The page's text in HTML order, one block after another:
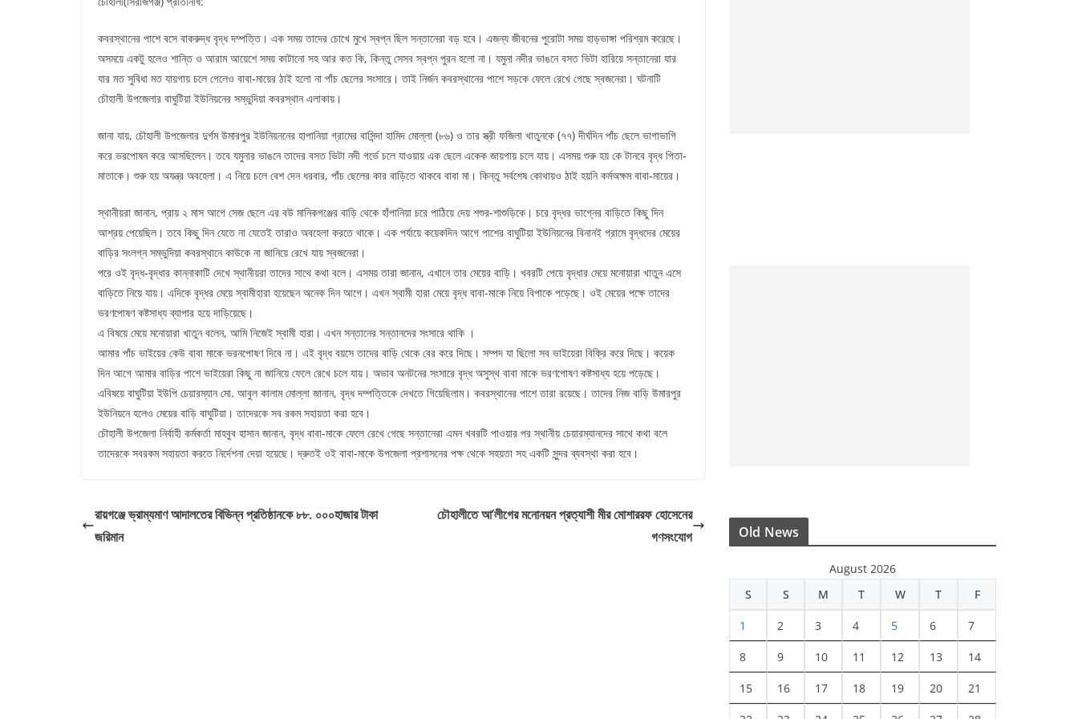
কবরস্থানের পাশে বসে বাকরুদ্ধ বৃদ্ধ দম্পত্তি। এক সময় তাদের চোখে মুখে স্বপ্ন ছিল সন্তানেরা বড় হবে। এজন্য জীবনের পুরোটা সময় হাড়ভাঙ্গা পরিশ্রম করেছে।
অসময়ে একটু হলেও শান্তি ও আরাম আয়েশে সময় কাটানো সহ আর কত কি, কিন্তু সেসব স্বপ্ন পুরন হলো না। যমুনা নদীর ভাঙনে বসত ভিটা হারিয়ে সন্তানেরা যার
যার মত সুবিধা মত যায়গায় চলে গেলেও বাবা-মায়ের ঠাই হলো না পাঁচ ছেলের সংসারে। তাই নির্জন কবরস্থানের পাশে সড়কে ফেলে রেখে গেছে স্বজনেরা। ঘটনাটি
চৌহালী উপজেলার বাঘুটিয়া ইউনিয়নের সম্ভুদিয়া কবরস্থান এলাকায়।
জানা যায়, চৌহালী উপজেলার দুর্গম উমারপুর ইউনিয়ননের হাপানিয়া গ্রামের বাসিন্দা হামিদ মোল্লা (৮৬) ও তার স্ত্রী ফজিলা খাতুনকে (৭৭) দীর্ঘদিন পাঁচ ছেলে ভাগাভাগি
করে ভরপোষন করে আসছিলেন। তবে যমুনার ভাঙনে তাদের বসত ভিটা নদী গর্ভে চলে যাওয়ায় এক ছেলে একেক জায়গায় চলে যায়। এসময় শুরু হয় কে টানবে বৃদ্ধ পিতা-
মাতাকে। শুরু হয় অযন্ত্র অবহেলা। এ নিয়ে চলে বেশ দেন ধরবার, পাঁচ ছেলের কার বাড়িতে থাকবে বাবা মা। কিন্তু সর্বশেষ কোথায়ও ঠাই হয়নি কর্মঅক্ষম বাবা-মায়ের।
স্থানীয়রা জানান, প্রায় ২ মাস আগে সেজ ছেলে এর বউ মানিকগঞ্জের বাড়ি থেকে হাঁপানিয়া চরে পাঠিয়ে দেয় শশুর-শাশুড়িকে। চরে বৃদ্ধর ভাগ্নের বাড়িতে কিছু দিন
আশ্রয় পেয়েছিল। তবে কিছু দিন যেতে না যেতেই তারাও অবহেলা করতে থাকে। এক পর্যায়ে কয়েকদিন আগে পাশের বাঘুটিয়া ইউনিয়নের বিনানই গ্রামে বৃদ্ধদের মেয়ের
বাড়ির সংলগ্ন সম্ভুদিয়া কবরস্থানে কাউকে না জানিয়ে রেখে যায় স্বজনেরা।
পরে ওই বৃদ্ধ-বৃদ্ধার কান্নাকাটি দেখে স্থানীয়রা তাদের সাথে কথা বলে। এসময় তারা জানান, এখানে তার মেয়ের বাড়ি। খবরটি পেয়ে বৃদ্ধার মেয়ে মনোয়ারা খাতুন এসে
বাড়িতে নিয়ে যায়। এদিকে বৃদ্ধর মেয়ে স্বামীহারা হয়েছেন অনেক দিন আগে। এখন স্বামী হারা মেয়ে বৃদ্ধ বাবা-মাকে নিয়ে বিপাকে পড়েছে। ওই মেয়ের পক্ষে তাদের
ভরণপোষণ কষ্টসাধ্য ব্যাপার হয়ে দাড়িয়েছে।
এ বিষয়ে মেয়ে মনোয়ারা খাতুন বলেন, আমি নিজেই স্বামী হারা। এখন সন্তানের সন্তানদের সংসারে থাকি ।
আমার পাঁচ ভাইয়ের কেউ বাবা মাকে ভরনপোষণ দিবে না। এই বৃদ্ধ বয়সে তাদের বাড়ি থেকে বের করে দিছে। সম্পদ যা ছিলো সব ভাইয়েরা বিক্রি করে দিছে। কয়েক
দিন আগে আমার বাড়ির পাশে ভাইয়েরা কিছু না জানিয়ে ফেলে রেখে চলে যায়। অভাব অনটনের সংসারে বৃদ্ধ অসুস্থ বাবা মাকে ভরণপোষণ কষ্টসাধ্য হয়ে পড়েছে।
এবিষয়ে বাঘুটিয়া ইউপি চেয়ারম্যান মো. আবুল কালাম মোল্লা জানান, বৃদ্ধ দম্পত্তিকে দেখতে গিয়েছিলাম। কবরস্থানের পাশে তারা রয়েছে। তাদের নিজ বাড়ি উমারপুর
ইউনিয়নে হলেও মেয়ের বাড়ি বাঘুটিয়া। তাদেরকে সব রকম সহায়তা করা হবে।
চৌহালী উপজেলা নির্বাহী কর্মকর্তা মাহবুব হাসান জানান, বৃদ্ধ বাবা-মাকে ফেলে রেখে গেছে সন্তানেরা এমন খবরটি পাওয়ার পর স্থানীয় চেয়ারম্যানদের সাথে কথা বলে
তাদেরকে সবরকম সহায়তা করতে নির্দেশনা দেয়া হয়েছে। দ্রুতই ওই বাবা-মাকে উপজেলা প্রশাসনের পক্ষ থেকে সহয়তা সহ একটি সুন্দর ব্যবস্থা করা হবে।
রায়গঞ্জে ভ্রাম্যমাণ আদালতের বিভিন্ন প্রতিষ্ঠানকে ৮৮. ০০০হাজার টাকা
জরিমান
চৌহালীতে আ’লীগের মনোনয়ন প্রত্যাশী মীর মোশাররফ হোসেনের
গণসংযোগ
Old News
August 2026
S
S M T W T F
1 2 3 4 5 6 7
8 9 10 11 12 13 14
15 16 17 18 19 20 21